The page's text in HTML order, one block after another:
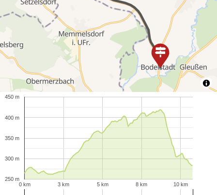
0 km 3 km 5 km 8 km 10 km
250 m
300 m
350 m
400 m
450 m